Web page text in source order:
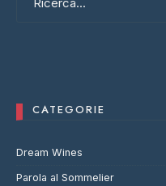
CATEGORIE
Dream Wines
Parola al Sommelier